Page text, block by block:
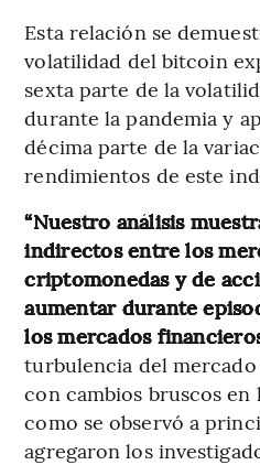
Esta relación se
volatilidad del bitcoin
sexta parte de la
durante la pandemia y
décima parte de la
rendimientos de este
“Nuestro análisis
indirectos entre los
criptomonedas y de
aumentar durante
los mercados
turbulencia del
con cambios bruscos
como se observó a
agregaron los